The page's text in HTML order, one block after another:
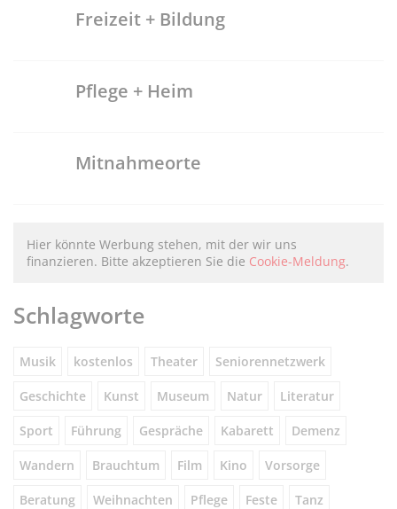
Freizeit + Bildung
Pflege + Heim
Mitnahmeorte
Hier könnte Werbung stehen, mit der wir uns
finanzieren. Bitte akzeptieren Sie die Cookie-Meldung.
Schlagworte
Musik kostenlos Theater Seniorennetzwerk
Geschichte Kunst Museum Natur Literatur
Sport Führung Gespräche Kabarett Demenz
Wandern Brauchtum Film Kino Vorsorge
Beratung Weihnachten Pflege Feste Tanz